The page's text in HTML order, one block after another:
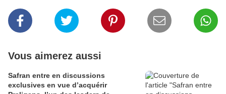
Vous aimerez aussi
Safran entre en discussions
exclusives en vue d’acquérir